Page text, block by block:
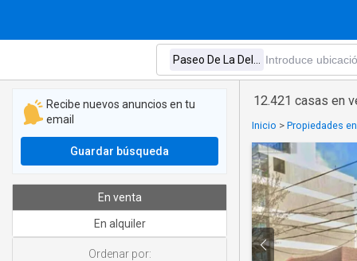
12.421 casas en
Inicio > Propiedades
Recibe nuevos anuncios en tu
email
Guardar búsqueda
En venta
En alquiler
Ordenar por: